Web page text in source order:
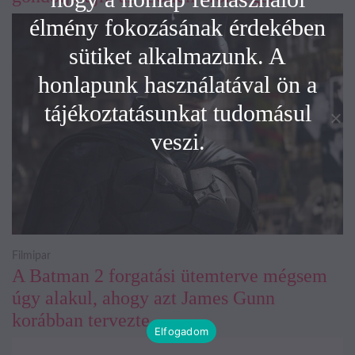
A Batman 2 forgatási ütemterve mégsem
úgy alakul, ahogy azt James Gunn
korábban tervezte
Filmipar
élmény fokozásának érdekében
sütiket alkalmazunk. A
honlapunk használatával ön a
tájékoztatásunkat tudomásul
veszi.
Elfogadom